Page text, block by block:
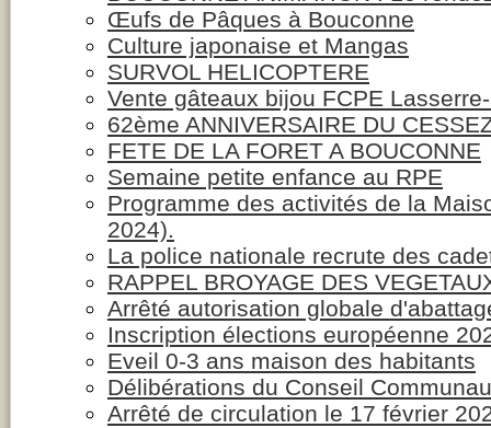
Œufs de Pâques à Bouconne
Culture japonaise et Mangas
SURVOL HELICOPTERE
Vente gâteaux bijou FCPE
62ème ANNIVERSAIRE DU
FETE DE LA FORET A BOUCONNE
Semaine petite enfance au RPE
Programme des activités de la
2024).
La police nationale recrute des
RAPPEL BROYAGE DES
Arrêté autorisation globale
Inscription élections européenne
Eveil 0-3 ans maison des habitants
Délibérations du Conseil
Arrêté de circulation le 17 février